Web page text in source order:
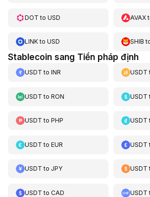
DOT to USD AVAX
LINKto USD SHIB
Stablecoin sang Tiền pháp định
USDT to INR USDT
USDT to RON USDT
USDT to PHP USDT
USDT to EUR USDT
USDT to JPY USDT
USDT to CAD USDT